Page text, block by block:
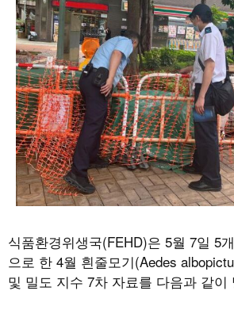
식품환경위생국(FEHD)은 5월 7일 5
으로 한 4월 흰줄모기(Aedes
및 밀도 지수 7차 자료를 다음과 같이